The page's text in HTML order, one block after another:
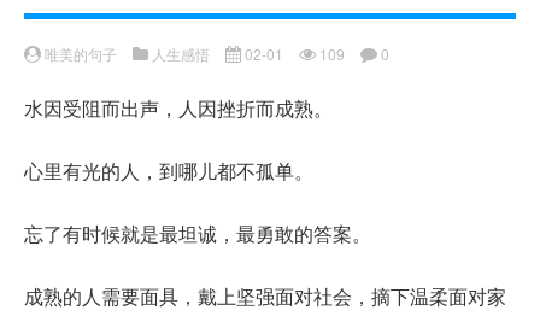
唯美的句子 人生感悟 02-01 109 0
水因受阻而出声，人因挫折而成熟。
心里有光的人，到哪儿都不孤单。
忘了有时候就是最坦诚，最勇敢的答案。
成熟的人需要面具，戴上坚强面对社会，摘下温柔面对家